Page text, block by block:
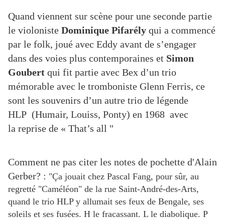
Quand viennent sur scène pour une seconde partie
le violoniste Dominique Pifarély qui a commencé
par le folk, joué avec Eddy avant de s’engager
dans des voies plus contemporaines et Simon
Goubert qui fit partie avec Bex d’un trio
mémorable avec le tromboniste Glenn Ferris, ce
sont les souvenirs d’un autre trio de légende
HLP (Humair, Louiss, Ponty) en 1968 avec
la reprise de « That’s all "
Comment ne pas citer les notes de pochette d'Alain
Gerber? : "Ça jouait chez Pascal Fang, pour sûr, au
regretté "Caméléon" de la rue Saint-André-des-Arts,
quand le trio HLP y allumait ses feux de Bengale, ses
soleils et ses fusées. H le fracassant. L le diabolique. P